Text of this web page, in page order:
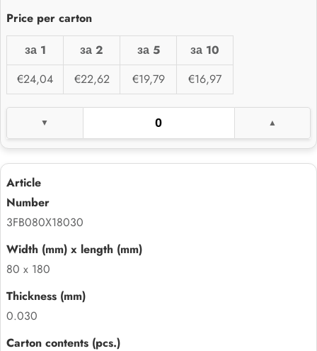
за 1 за 2 за 5
за 10
€24,04
€22,62 €19,79 €16,97
3FB080X18030
80 x 180
0.030